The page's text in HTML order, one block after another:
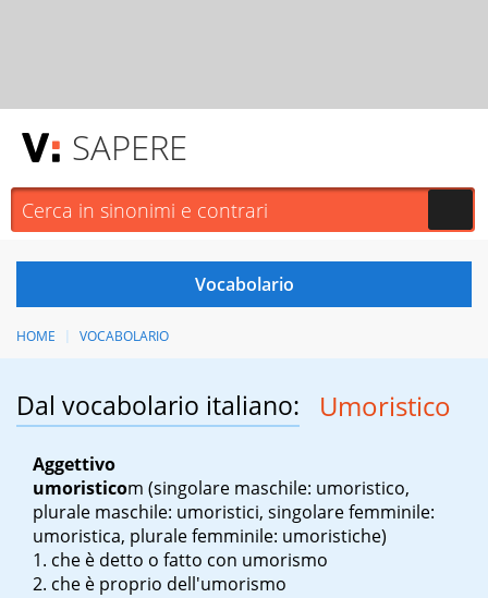
SAPERE
HOME VOCABOLARIO
Dal vocabolario italiano: Umoristico
Aggettivo
umoristicom (singolare maschile: umoristico,
plurale maschile: umoristici, singolare femminile:
umoristica, plurale femminile: umoristiche)
che è detto o fatto con umorismo
che è proprio dell'umorismo